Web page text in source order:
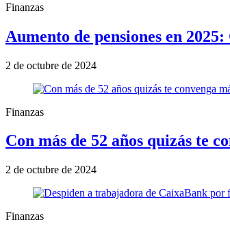
Finanzas
Aumento de pensiones en
2 de octubre de 2024
Finanzas
Con más de 52 años quizás te
2 de octubre de 2024
Finanzas